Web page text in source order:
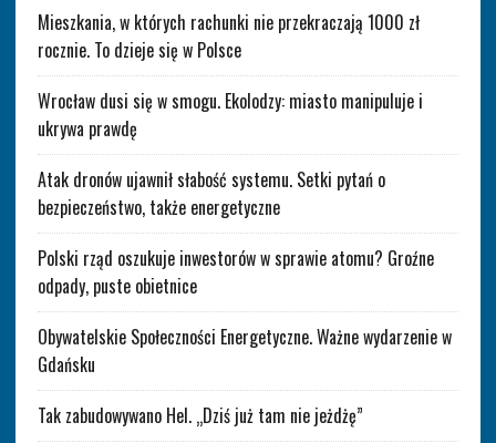
Mieszkania, w których rachunki nie przekraczają 1000 zł
rocznie. To dzieje się w Polsce
Wrocław dusi się w smogu. Ekolodzy: miasto manipuluje i
ukrywa prawdę
Atak dronów ujawnił słabość systemu. Setki pytań o
bezpieczeństwo, także energetyczne
Polski rząd oszukuje inwestorów w sprawie atomu? Groźne
odpady, puste obietnice
Obywatelskie Społeczności Energetyczne. Ważne wydarzenie w
Gdańsku
Tak zabudowywano Hel. „Dziś już tam nie jeżdżę”